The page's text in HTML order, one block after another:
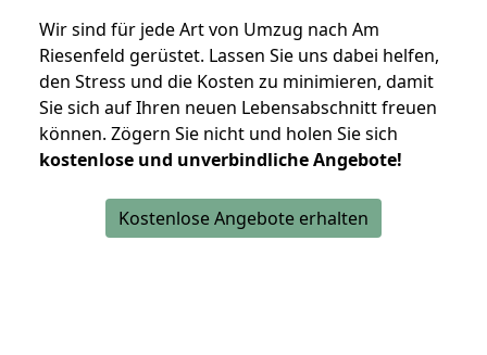
Wir sind für jede Art von Umzug nach Am
Riesenfeld gerüstet. Lassen Sie uns dabei helfen,
den Stress und die Kosten zu minimieren, damit
Sie sich auf Ihren neuen Lebensabschnitt freuen
können. Zögern Sie nicht und holen Sie sich
kostenlose und unverbindliche Angebote!
Kostenlose Angebote erhalten